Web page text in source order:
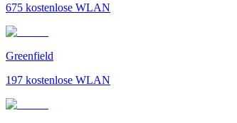
675 kostenlose WLAN
Greenfield
197 kostenlose WLAN